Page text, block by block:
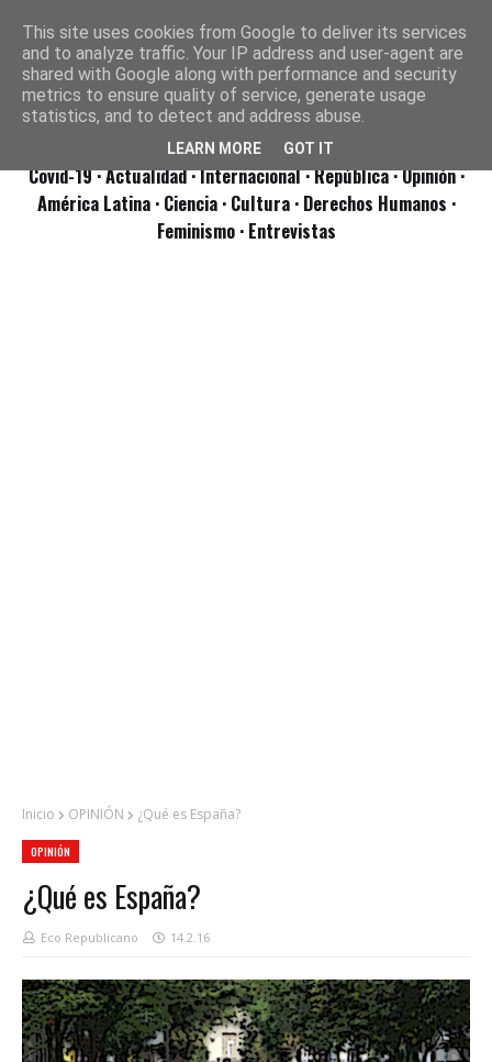
Covid-19· Actualidad· Internacional· República· Opinión·
América Latina · Ciencia · Cultura · Derechos Humanos ·
Feminismo · Entrevistas
Inicio OPINIÓN ¿Qué es España?
OPINIÓN
¿Qué es España?
Eco Republicano 14.2.16
This site uses cookies from Google to deliver its services
and to analyze traffic. Your IP address and user-agent are
shared with Google along with performance and security
metrics to ensure quality of service, generate usage
statistics, and to detect and address abuse.
LEARN MORE GOT IT